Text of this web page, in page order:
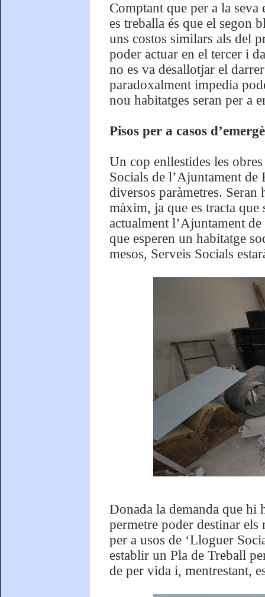
Comptant que per a la
es treballa és que el segon
uns costos similars als del
poder actuar en el tercer i
no es va desallotjar el
paradoxalment impedia
nou habitatges seran per a
Pisos per a casos
Un cop enllestides les
Socials de l’Ajuntament de
diversos paràmetres. Seran
màxim, ja que es tracta
actualment l’Ajuntament
que esperen un habitatge
mesos, Serveis Socials
Donada la demanda que hi
permetre poder destinar els
per a usos de ‘Lloguer
establir un Pla de Treball
de per vida i, mentrestant,